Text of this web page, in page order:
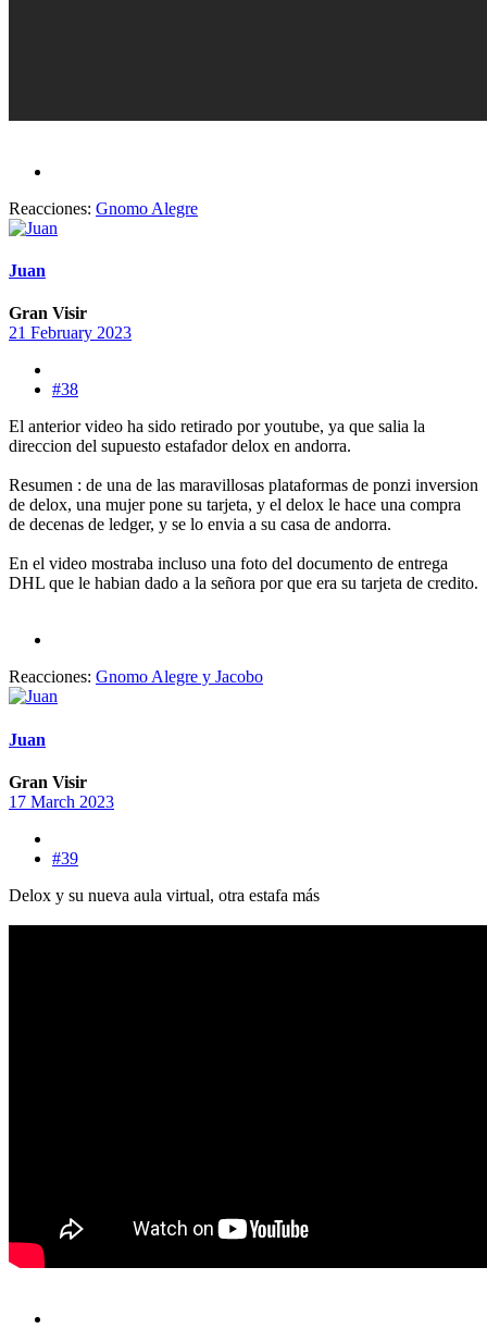
Reacciones: Gnomo Alegre
Juan
Gran Visir
21 February 2023
#38
El anterior video ha sido retirado por youtube, ya que salia la
direccion del supuesto estafador delox en andorra.
Resumen : de una de las maravillosas plataformas de ponzi inversion
de delox, una mujer pone su tarjeta, y el delox le hace una compra
de decenas de ledger, y se lo envia a su casa de andorra.
En el video mostraba incluso una foto del documento de entrega
DHL que le habian dado a la señora por que era su tarjeta de credito.
Reacciones: Gnomo Alegre y Jacobo
Juan
Gran Visir
17 March 2023
#39
Delox y su nueva aula virtual, otra estafa más